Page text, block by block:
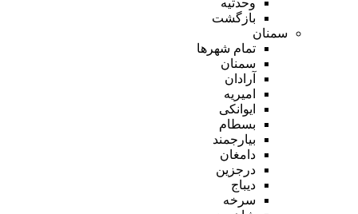
بازگشت
سمنان
تمام شهر‌ها
سمنان
آرادان
امیریه
ایوانکی
بسطام
بیارجمند
دامغان
درجزین
دیباج
سرخه